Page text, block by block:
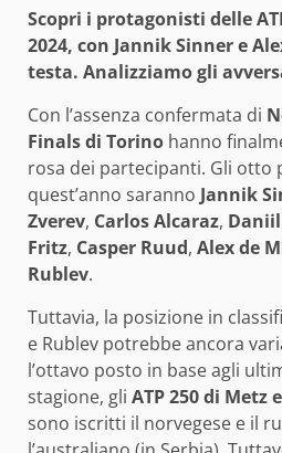
Scopri i protagonisti delle
2024, con Jannik Sinner e
testa. Analizziamo gli
Con l’assenza confermata di
Finals di Torino hanno
rosa dei partecipanti. Gli otto
quest’anno saranno Jannik
Zverev, Carlos Alcaraz,
Fritz, Casper Ruud, Alex de
Rublev.
Tuttavia, la posizione in
e Rublev potrebbe ancora
l’ottavo posto in base agli
stagione, gli ATP 250 di Metz
sono iscritti il norvegese e il